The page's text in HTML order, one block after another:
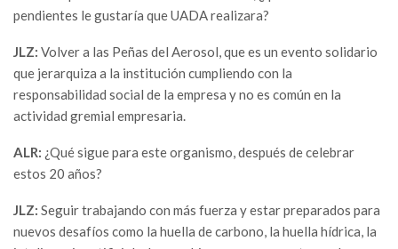
pendientes le gustaría que UADA realizara?
JLZ: Volver a las Peñas del Aerosol, que es un evento solidario
que jerarquiza a la institución cumpliendo con la
responsabilidad social de la empresa y no es común en la
actividad gremial empresaria.
ALR: ¿Qué sigue para este organismo, después de celebrar
estos 20 años?
JLZ: Seguir trabajando con más fuerza y estar preparados para
nuevos desafíos como la huella de carbono, la huella hídrica, la